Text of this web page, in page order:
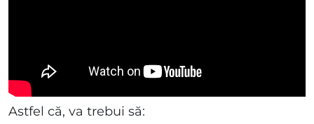
Astfel că, va trebui să: